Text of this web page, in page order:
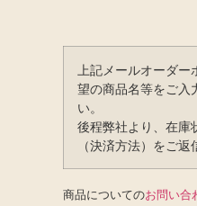
上記メールオーダー
望の商品名等をご入
い。
後程弊社より、在庫
（決済方法）をご返
商品についてのお問い合